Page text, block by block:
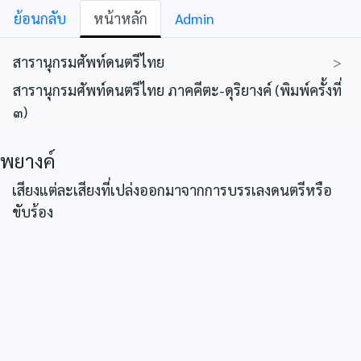
ย้อนกลับ หน้าหลัก Admin
สารานุกรมศัพท์ดนตรีไทย
>
สารานุกรมศัพท์ดนตรีไทย ภาคคีตะ-ดุริยางค์ (พิมพ์ครั้งที่
๓)
พยางค์
เสียงแต่ละเสียงที่เปล่งออกมาจากการบรรเลงดนตรีหรือ
ขับร้อง